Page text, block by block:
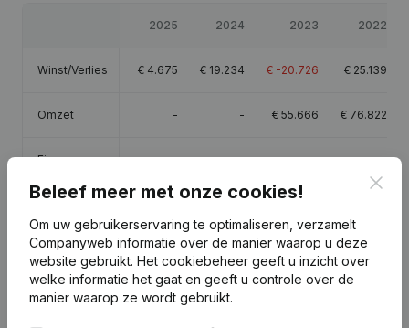
2025 2024 2023 2022
Winst/Verlies € 4.675 € 19.234 € -20.726 € 25.139
Omzet - - € 55.666 € 76.822
Eigen
Brutomarge € 30.092 € 35.555 €-5.124 €25.224
Beleef meer met onze cookies!
Om uw gebruikerservaring te optimaliseren, verzamelt
Companyweb informatie over de manier waarop u deze
website gebruikt. Het cookiebeheer geeft u inzicht over
welke informatie het gaat en geeft u controle over de
manier waarop ze wordt gebruikt.